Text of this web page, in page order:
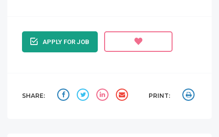
APPLY FOR JOB
SHARE: PRINT: